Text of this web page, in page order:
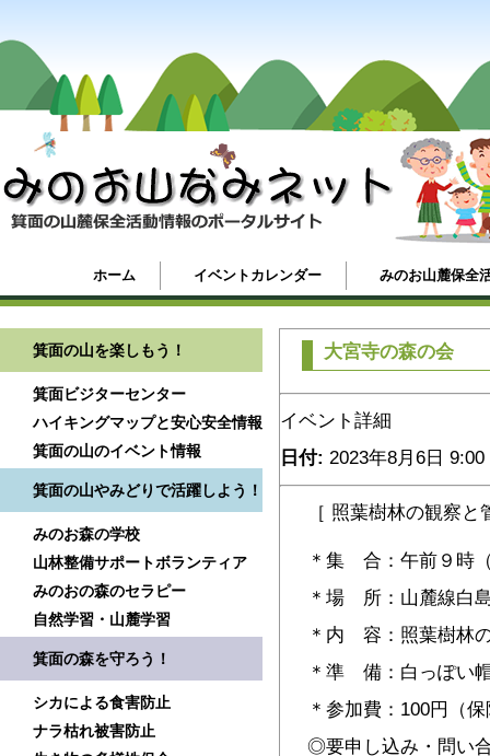
ホーム イベントカレンダー みのお山麓保全
箕面の山を楽しもう！
箕面ビジターセンター
ハイキングマップと安心安全情報
箕面の山のイベント情報
箕面の山やみどりで活躍しよう！
みのお森の学校
山林整備サポートボランティア
みのおの森のセラピー
自然学習・山麓学習
箕面の森を守ろう！
シカによる食害防止
ナラ枯れ被害防止
大宮寺の森の会
イベント詳細
日付: 2023年8月6日 9:00
［ 照葉樹林の観察
＊集 合：午前９時
＊場 所：山麓線白
＊内 容：照葉樹林
＊準 備：白っぽい
＊参加費：100円（
◎要申し込み・問い